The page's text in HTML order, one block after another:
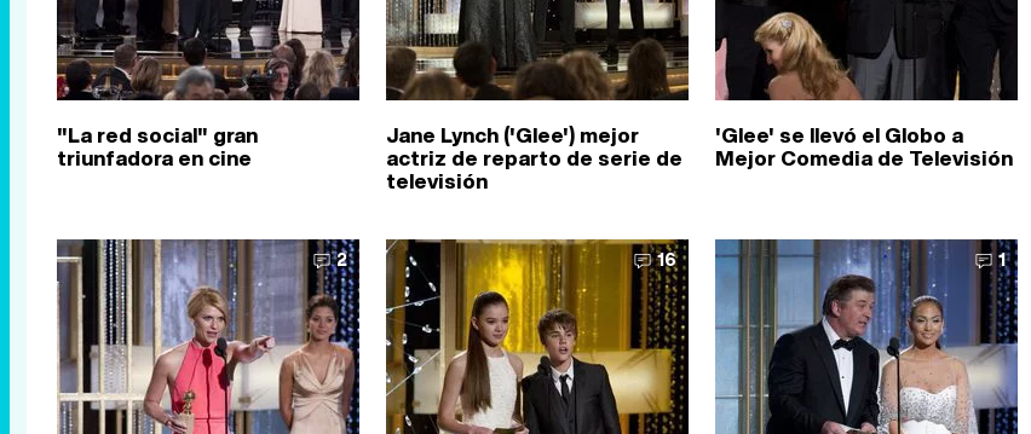
"La red social" gran
triunfadora en cine
Jane Lynch ('Glee') mejor
actriz de reparto de serie de
televisión
'Glee' se llevó el Globo a
Mejor Comedia de Televisión
2 16 1